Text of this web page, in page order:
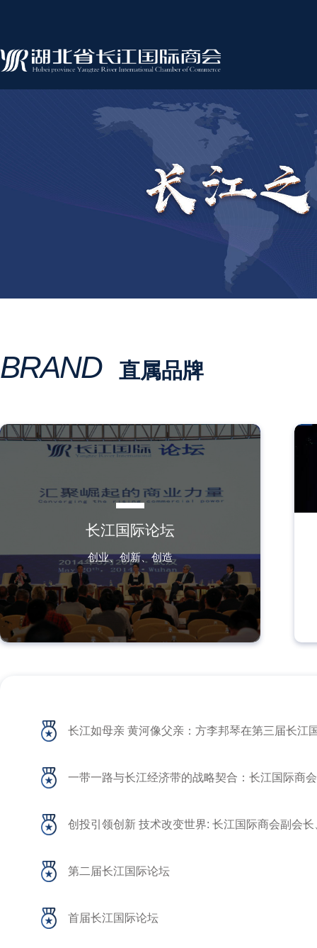
BRAND 直属品牌
长江国际论坛
创业、创新、创造
长江国际论坛
创业、创新、创造
长江如母亲 黄河像父亲：方李邦琴在第三届长江
一带一路与长江经济带的战略契合：长江国际商
创投引领创新 技术改变世界: 长江国际商会副会
第二届长江国际论坛
首届长江国际论坛